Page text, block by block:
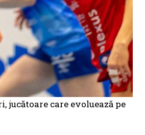
care evoluează pe